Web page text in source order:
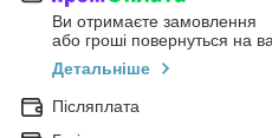
Ви отримаєте замовлення
або гроші повернуться на
Детальніше
Післяплата